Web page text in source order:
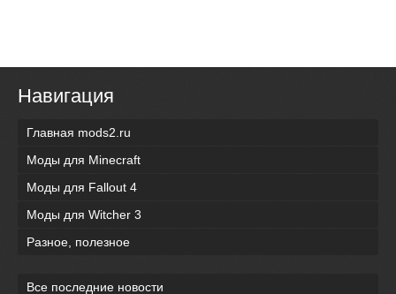
Навигация
Главная mods2.ru
Моды для Minecraft
Моды для Fallout 4
Моды для Witcher 3
Разное, полезное
Все последние новости